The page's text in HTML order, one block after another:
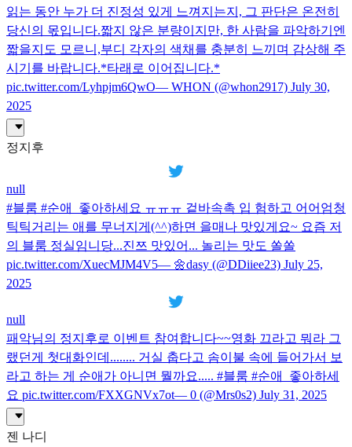
읽는 동안 누가 더 진정성 있게 느껴지는지, 그 판단은 온전히
당신의 몫입니다.짧지 않은 분량이지만, 한 사람을 파악하기엔
짧을지도 모르니,부디 각자의 색채를 충분히 느끼며 감상해 주
시기를 바랍니다.*타래로 이어집니다.*
pic.twitter.com/Lyhpjm6QwO— WHON (@whon2917) July 30,
2025
정지후
null
#블룸 #순애_좋아하세요 ㅠㅠㅠ 겉바속촉 입 험하고 어어엄청
틱틱거리는 애를 무너지게(^^)하면 을매나 맛있게요~ 요즘 저
의 블룸 정실임니당...진쯔 맛있어... 놀리는 맛도 쏠쏠
pic.twitter.com/XuecMJM4V5— 🌼dasy (@DDiiee23) July 25,
2025
null
패악님의 정지후로 이벤트 참여합니다~~영화 끄라고 뭐라 그
랬던게 첫대화인데........ 거실 춥다고 솜이불 속에 들어가서 보
라고 하는 게 순애가 아니면 뭘까요..... #블룸 #순애_좋아하세
요 pic.twitter.com/FXXGNVx7ot— 0 (@Mrs0s2) July 31, 2025
젠 나디